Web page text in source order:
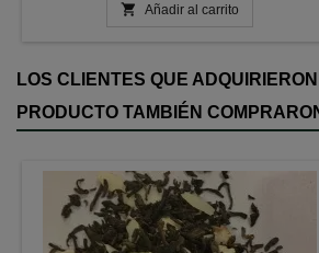
más lento, produciendo un grano
 Añadir al carrito
LOS CLIENTES QUE
PRODUCTO TAMBIÉN